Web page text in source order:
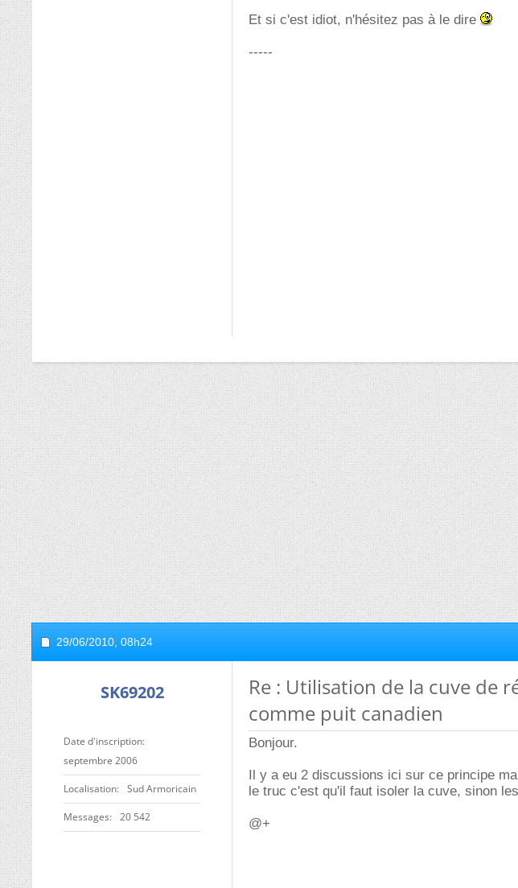
Et si c'est idiot, n'hésitez pas à le dire
-----
29/06/2010, 08h24
SK69202
Date d'inscription
septembre 2006
Localisation Sud Armoricain
Messages 20 542
Re : Utilisation de la cuve de
comme puit canadien
Bonjour.
Il y a eu 2 discussions ici sur ce principe
le truc c'est qu'il faut isoler la cuve, sinon
@+